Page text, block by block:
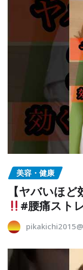
美容・健康
【ヤバいほ
#腰痛スト